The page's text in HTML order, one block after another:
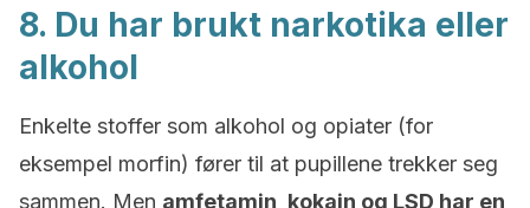
8. Du har brukt narkotika eller
alkohol
Enkelte stoffer som alkohol og opiater (for
eksempel morfin) fører til at pupillene trekker seg
sammen. Men amfetamin, kokain og LSD har en